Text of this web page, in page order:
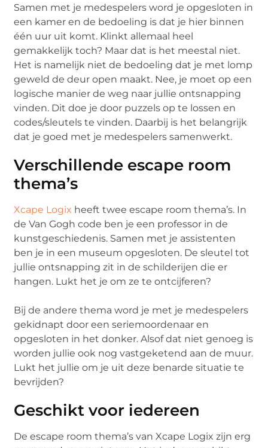
Samen met je medespelers word je opgesloten in
een kamer en de bedoeling is dat je hier binnen
één uur uit komt. Klinkt allemaal heel
gemakkelijk toch? Maar dat is het meestal niet.
Het is namelijk niet de bedoeling dat je met lomp
geweld de deur open maakt. Nee, je moet op een
logische manier de weg naar jullie ontsnapping
vinden. Dit doe je door puzzels op te lossen en
codes/sleutels te vinden. Daarbij is het belangrijk
dat je goed met je medespelers samenwerkt.
Verschillende escape room
thema’s
Xcape Logix heeft twee escape room thema’s. In
de Van Gogh code ben je een professor in de
kunstgeschiedenis. Samen met je assistenten
ben je in een museum opgesloten. De sleutel tot
jullie ontsnapping zit in de schilderijen die er
hangen. Lukt het je om ze te ontcijferen?
Bij de andere thema word je met je medespelers
gekidnapt door een seriemoordenaar en
opgesloten in het donker. Alsof dat niet genoeg is
worden jullie ook nog vastgeketend aan de muur.
Lukt het jullie om je uit deze benarde situatie te
bevrijden?
Geschikt voor iedereen
De escape room thema’s van Xcape Logix zijn erg